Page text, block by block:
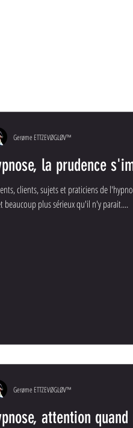
la prudence
clients, sujets et praticiens de
beaucoup plus sérieux qu'il n'y parait....
Gerøme ETTZEVØGLØV™
attention
Gerøme ETTZEVØGLØV™